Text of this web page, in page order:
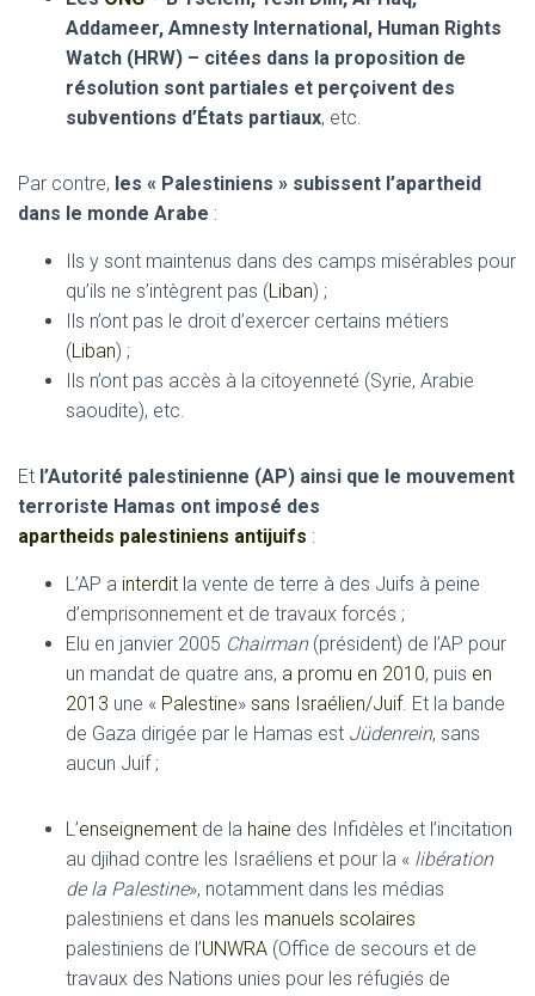
Addameer, Amnesty International, Human Rights
Watch (HRW) – citées dans la proposition de
résolution sont partiales et perçoivent des
subventions d’États partiaux, etc.
Par contre, les « Palestiniens » subissent l’apartheid
dans le monde Arabe :
Ils y sont maintenus dans des camps misérables pour
qu’ils ne s’intègrent pas (Liban) ;
Ils n’ont pas le droit d’exercer certains métiers
(Liban) ;
Ils n’ont pas accès à la citoyenneté (Syrie, Arabie
saoudite), etc.
Et l’Autorité palestinienne (AP) ainsi que le mouvement
terroriste Hamas ont imposé des
apartheids palestiniens antijuifs :
L’AP a interdit la vente de terre à des Juifs à peine
d’emprisonnement et de travaux forcés ;
Elu en janvier 2005 Chairman(président) de l’AP pour
un mandat de quatre ans, a promu en 2010, puis en
2013 une « Palestine» sans Israélien/Juif. Et la bande
de Gaza dirigée par le Hamas est Jüdenrein, sans
aucun Juif ;
L’enseignement de la haine des Infidèles et l’incitation
au djihad contre les Israéliens et pour la « libération
de la Palestine», notamment dans les médias
palestiniens et dans les manuels scolaires
palestiniens de l’UNWRA (Office de secours et de
travaux des Nations unies pour les réfugiés de